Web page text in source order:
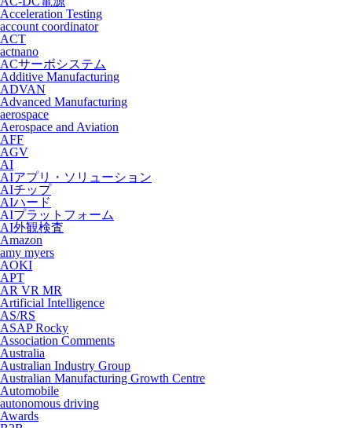
Acceleration Testing
account coordinator
ACT
actnano
ACサーボシステム
Additive Manufacturing
ADVAN
Advanced Manufacturing
aerospace
Aerospace and Aviation
AFF
AGV
AI
AIアプリ・ソリューション
AIチップ
AIハード
AIプラットフォーム
AI外観検査
Amazon
amy myers
AOKI
APT
AR VR MR
Artificial Intelligence
AS/RS
ASAP Rocky
Association Comments
Australia
Australian Industry Group
Australian Manufacturing Growth Centre
Automobile
autonomous driving
Awards